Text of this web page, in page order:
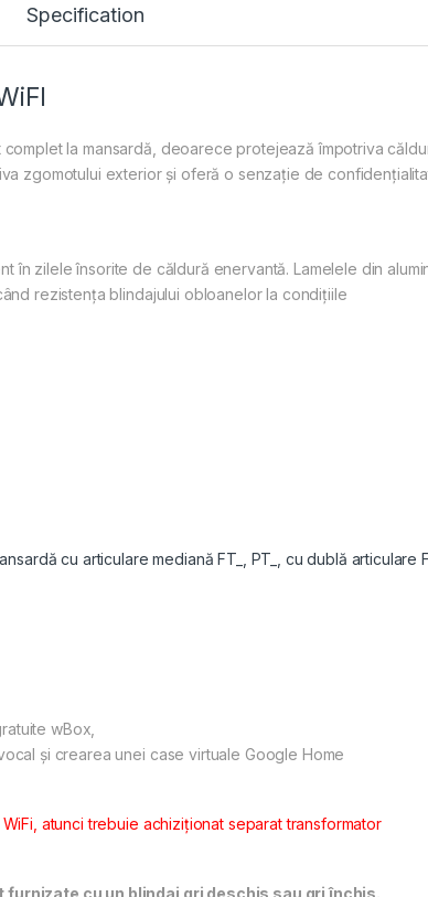
Specification
la mansardă, deoarece protejează împotriva
zgomotului exterior și oferă o senzație de
în zilele însorite de căldură enervantă. Lamelele din
rezistența blindajului obloanelor la condițiile
cu articulare mediană FT_, PT_, cu dublă articulare
wBox,
și crearea unei case virtuale Google Home
atunci trebuie achiziţionat separat transformator